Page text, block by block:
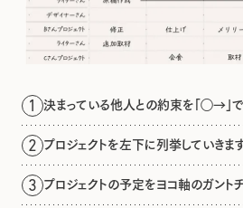
1 決まっている他人との約束を「◯→」で
2 プロジェクトを左下に列挙していきます
3 プロジェクトの予定をヨコ軸のガント